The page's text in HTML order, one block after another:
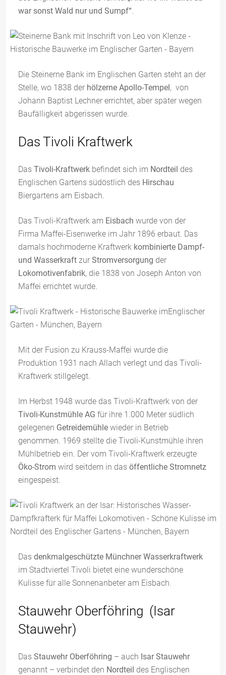
war sonst Wald nur und Sumpf“.
Die Steinerne Bank im Englischen Garten steht an der
Stelle, wo 1838 der hölzerne Apollo-Tempel, von
Johann Baptist Lechner errichtet, aber später wegen
Baufälligkeit abgerissen wurde.
Das Tivoli Kraftwerk
Das Tivoli-Kraftwerk befindet sich im Nordteil des
Englischen Gartens südöstlich des Hirschau
Biergartens am Eisbach.
Das Tivoli-Kraftwerk am Eisbach wurde von der
Firma Maffei-Eisenwerke im Jahr 1896 erbaut. Das
damals hochmoderne Kraftwerk kombinierte Dampf-
und Wasserkraft zur Stromversorgung der
Lokomotivenfabrik, die 1838 von Joseph Anton von
Maffei errichtet wurde.
Mit der Fusion zu Krauss-Maffei wurde die
Produktion 1931 nach Allach verlegt und das Tivoli-
Kraftwerk stillgelegt.
Im Herbst 1948 wurde das Tivoli-Kraftwerk von der
Tivoli-Kunstmühle AG für ihre 1.000 Meter südlich
gelegenen Getreidemühle wieder in Betrieb
genommen. 1969 stellte die Tivoli-Kunstmühle ihren
Mühlbetrieb ein. Der vom Tivoli-Kraftwerk erzeugte
Öko-Strom wird seitdem in das öffentliche Stromnetz
eingespeist.
Das denkmalgeschützte Münchner Wasserkraftwerk
im Stadtviertel Tivoli bietet eine wunderschöne
Kulisse für alle Sonnenanbeter am Eisbach.
Stauwehr Oberföhring (Isar
Stauwehr)
Das Stauwehr Oberföhring – auch Isar Stauwehr
genannt – verbindet den Nordteil des Englischen